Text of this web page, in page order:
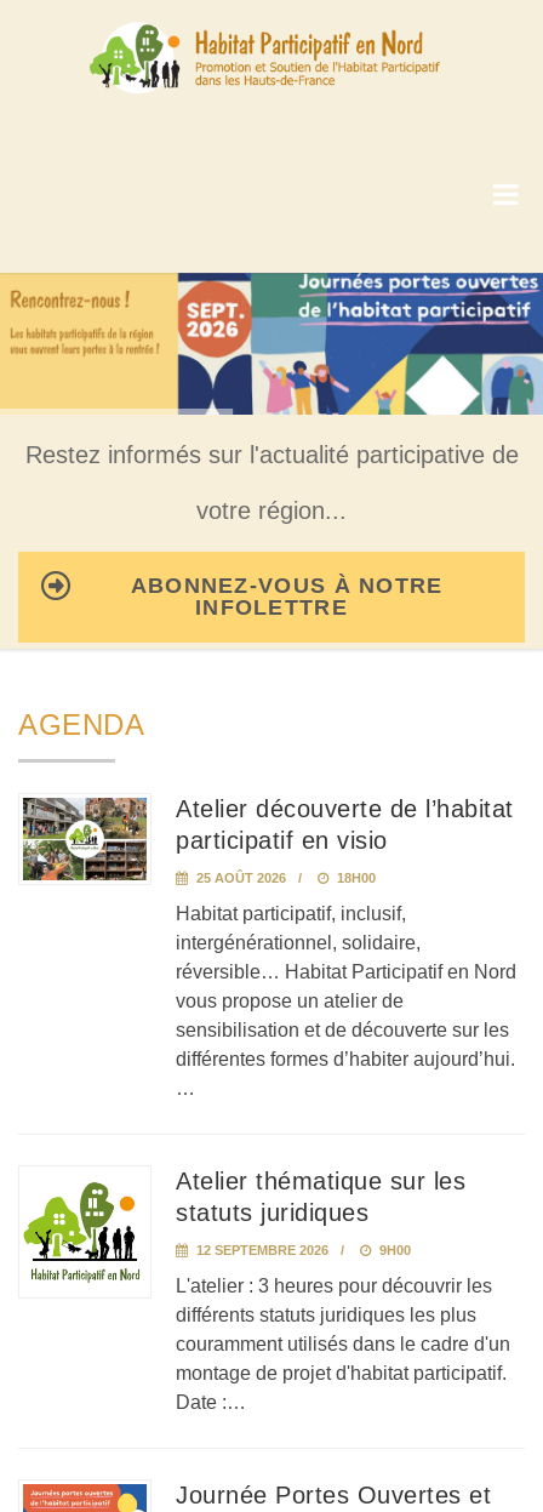
Restez informés sur l'actualité participative de
votre région...
ABONNEZ-VOUS À NOTRE
INFOLETTRE
AGENDA
Atelier découverte de l’habitat
participatif en visio
25 AOÛT 2026 18H00
Habitat participatif, inclusif,
intergénérationnel, solidaire,
réversible… Habitat Participatif en Nord
vous propose un atelier de
sensibilisation et de découverte sur les
différentes formes d’habiter aujourd’hui.
…
Atelier thématique sur les
statuts juridiques
12 SEPTEMBRE 2026 9H00
L'atelier : 3 heures pour découvrir les
différents statuts juridiques les plus
couramment utilisés dans le cadre d'un
montage de projet d'habitat participatif.
Date :…
Journée Portes Ouvertes et